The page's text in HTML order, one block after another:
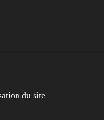
du site